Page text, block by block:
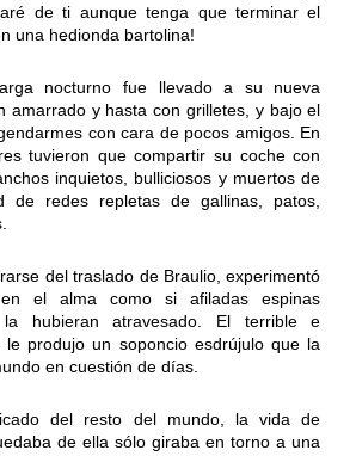
de ti aunque tenga que terminar el
una hedionda bartolina!
nocturno fue llevado a su nueva
amarrado y hasta con grilletes, y bajo el
con cara de pocos amigos. En
tuvieron que compartir su coche con
inquietos, bulliciosos y muertos de
de redes repletas de gallinas, patos,
del traslado de Braulio, experimentó
el alma como si afiladas espinas
la hubieran atravesado. El terrible e
le produjo un soponcio esdrújulo que la
en cuestión de días.
del resto del mundo, la vida de
de ella sólo giraba en torno a una